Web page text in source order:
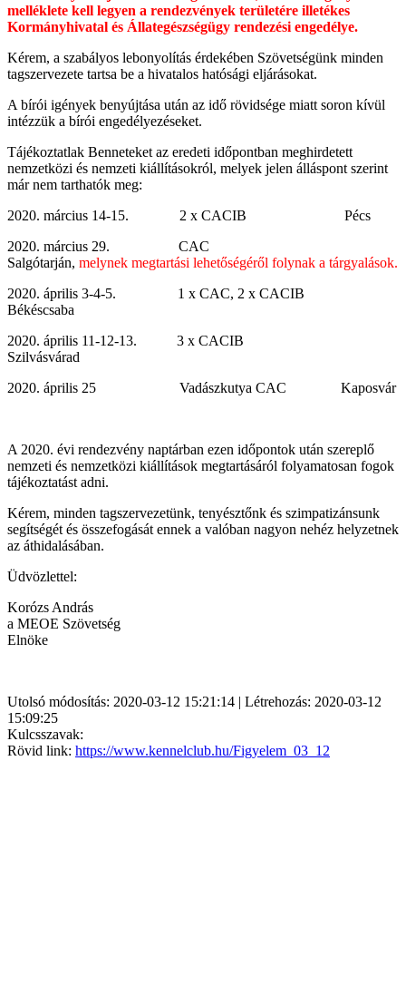
melléklete kell legyen a rendezvények területére illetékes
Kormányhivatal és Állategészségügy rendezési engedélye.
Kérem, a szabályos lebonyolítás érdekében Szövetségünk minden
tagszervezete tartsa be a hivatalos hatósági eljárásokat.
A bírói igények benyújtása után az idő rövidsége miatt soron kívül
intézzük a bírói engedélyezéseket.
Tájékoztatlak Benneteket az eredeti időpontban meghirdetett
nemzetközi és nemzeti kiállításokról, melyek jelen álláspont szerint
már nem tarthatók meg:
2020. március 14-15. 2 x CACIB Pécs
2020. március 29. CAC
Salgótarján, melynek megtartási lehetőségéről folynak a tárgyalások.
2020. április 3-4-5. 1 x CAC, 2 x CACIB
Békéscsaba
2020. április 11-12-13. 3 x CACIB
Szilvásvárad
2020. április 25 Vadászkutya CAC Kaposvár
A 2020. évi rendezvény naptárban ezen időpontok után szereplő
nemzeti és nemzetközi kiállítások megtartásáról folyamatosan fogok
tájékoztatást adni.
Kérem, minden tagszervezetünk, tenyésztőnk és szimpatizánsunk
segítségét és összefogását ennek a valóban nagyon nehéz helyzetnek
az áthidalásában.
Üdvözlettel:
Korózs András
a MEOE Szövetség
Elnöke
Utolsó módosítás: 2020-03-12 15:21:14 | Létrehozás: 2020-03-12
15:09:25
Kulcsszavak:
Rövid link: https://www.kennelclub.hu/Figyelem_03_12